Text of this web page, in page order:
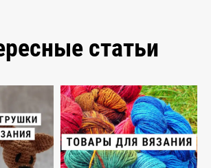
статьи